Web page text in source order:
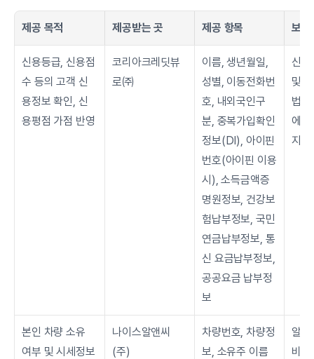
제공 목적 제공받는 곳 제공 항목 보유
신용등급, 신용점
수 등의 고객 신
용정보 확인, 신
용평점 가점 반영
코리아크레딧뷰
로㈜
이름, 생년월일,
성별, 이동전화번
호, 내외국인구
분, 중복가입확인
정보(DI), 아이핀
번호(아이핀 이용
시), 소득금액증
명원정보, 건강보
험납부정보, 국민
연금납부정보, 통
신 요금납부정보,
공공요금 납부정
보
신용
및
법률
에
지
본인 차량 소유
여부 및 시세정보
나이스알앤씨
(주)
차량번호, 차량정
보, 소유주 이름
알다
비스